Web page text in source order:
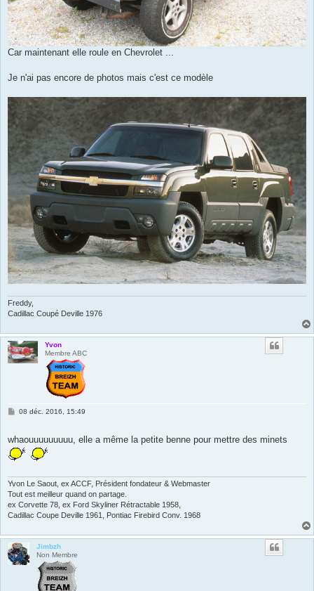
Car maintenant elle roule en Chevrolet ...
Je n'ai pas encore de photos mais c'est ce modèle
Freddy,
Cadillac Coupé Deville 1976
Yvon
Membre ABC
M
s
a
g
e
08 déc. 2016, 15:49
whaouuuuuuuuu, elle a même la petite benne pour mettre des minets
Yvon Le Saout, ex ACCF, Président fondateur & Webmaster
Tout est meilleur quand on partage.
ex Corvette 78, ex Ford Skyliner Rétractable 1958,
Cadillac Coupe Deville 1961, Pontiac Firebird Conv. 1968
Jimbzh
Non Membre